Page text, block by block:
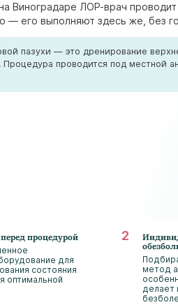
Виноградаре ЛОР-врач
— его выполняют здесь же, без
пазухи — это дренирование
Процедура проводится под местной
процедурой
для
состояния
оптимальной
метод
делает